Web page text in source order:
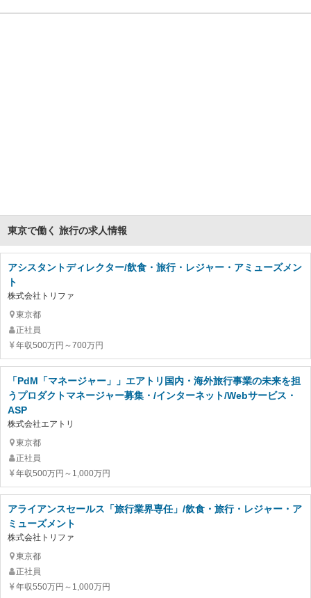
東京で働く 旅行の求人情報
アシスタントディレクター/飲食・旅行・レジャー・アミューズメン
ト
株式会社トリファ
東京都
正社員
年収500万円～700万円
「PdM「マネージャー」」エアトリ国内・海外旅行事業の未来を担
うプロダクトマネージャー募集・/インターネット/Webサービス・
ASP
株式会社エアトリ
東京都
正社員
年収500万円～1,000万円
アライアンスセールス「旅行業界専任」/飲食・旅行・レジャー・ア
ミューズメント
株式会社トリファ
東京都
正社員
年収550万円～1,000万円